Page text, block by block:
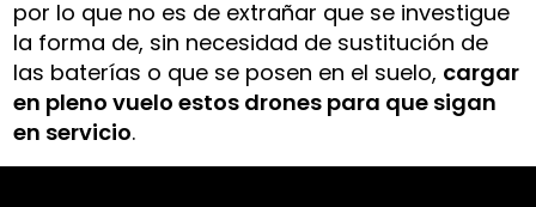
por lo que no es de extrañar que se investigue
la forma de, sin necesidad de sustitución de
las baterías o que se posen en el suelo, cargar
en pleno vuelo estos drones para que sigan
en servicio.